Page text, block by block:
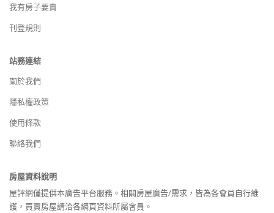
我有房子要賣
刊登規則
站務連結
關於我們
隱私權政策
使用條款
聯絡我們
房屋資料說明
屋評網僅提供本廣告平台服務。相關房屋廣告/需求，皆為各會員自行維
護，買賣房屋請洽各網頁資料所屬會員。